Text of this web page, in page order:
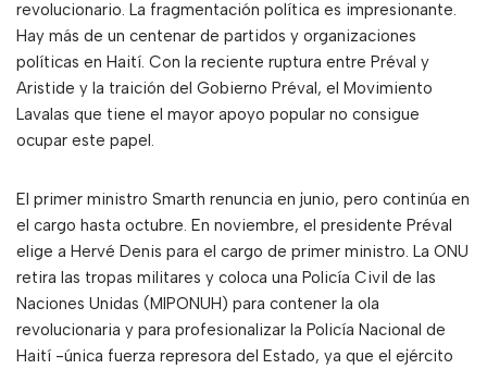
revolucionario. La fragmentación política es impresionante.
Hay más de un centenar de partidos y organizaciones
políticas en Haití. Con la reciente ruptura entre Préval y
Aristide y la traición del Gobierno Préval, el Movimiento
Lavalas que tiene el mayor apoyo popular no consigue
ocupar este papel.
El primer ministro Smarth renuncia en junio, pero continúa en
el cargo hasta octubre. En noviembre, el presidente Préval
elige a Hervé Denis para el cargo de primer ministro. La ONU
retira las tropas militares y coloca una Policía Civil de las
Naciones Unidas (MIPONUH) para contener la ola
revolucionaria y para profesionalizar la Policía Nacional de
Haití -única fuerza represora del Estado, ya que el ejército